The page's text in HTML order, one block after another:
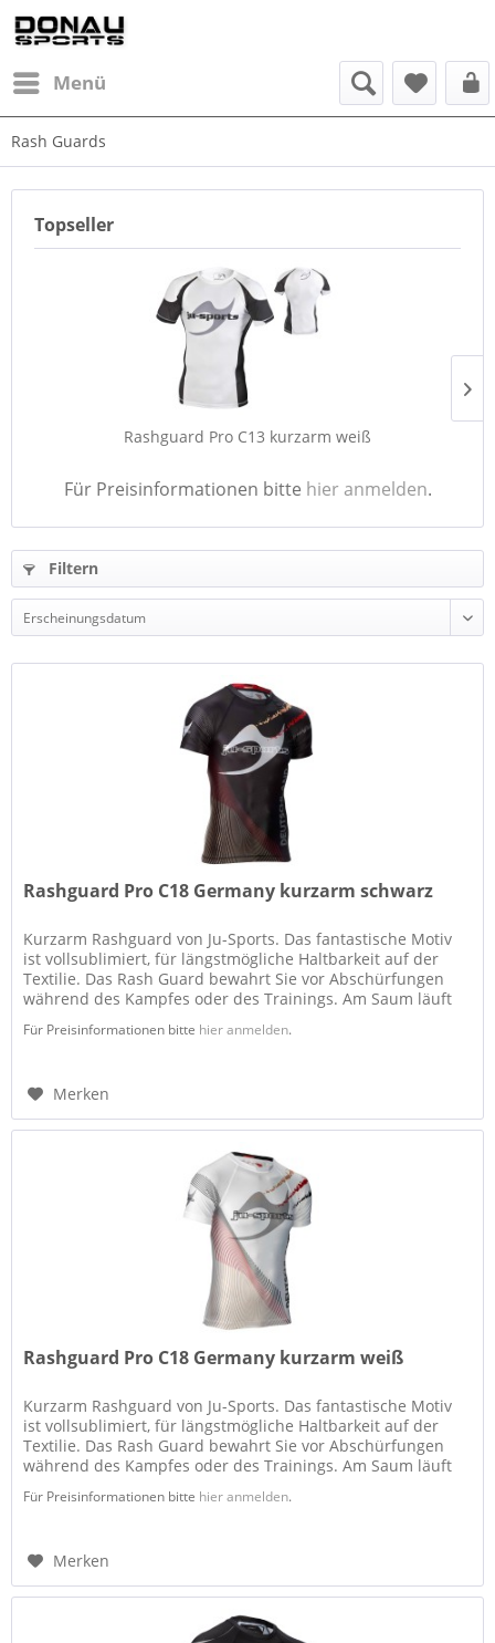
Menü
Rash Guards
Topseller
Rashguard Pro C13 kurzarm weiß
Für Preisinformationen bitte hier anmelden.
Filtern
Rashguard Pro C18 Germany kurzarm schwarz
Kurzarm Rashguard von Ju-Sports. Das fantastische Motiv
ist vollsublimiert, für längstmögliche Haltbarkeit auf der
Textilie. Das Rash Guard bewahrt Sie vor Abschürfungen
während des Kampfes oder des Trainings. Am Saum läuft
Für Preisinformationen bitte hier anmelden.
Merken
Rashguard Pro C18 Germany kurzarm weiß
Kurzarm Rashguard von Ju-Sports. Das fantastische Motiv
ist vollsublimiert, für längstmögliche Haltbarkeit auf der
Textilie. Das Rash Guard bewahrt Sie vor Abschürfungen
während des Kampfes oder des Trainings. Am Saum läuft
Für Preisinformationen bitte hier anmelden.
Merken